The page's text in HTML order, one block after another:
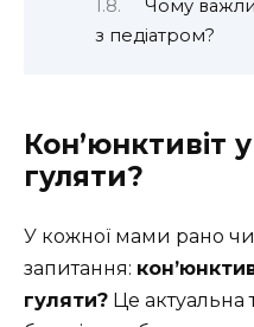
Чому
з педіатром?
Кон’юнктивіт
гуляти?
У кожної мами рано
запитання:
гуляти? Це актуальна